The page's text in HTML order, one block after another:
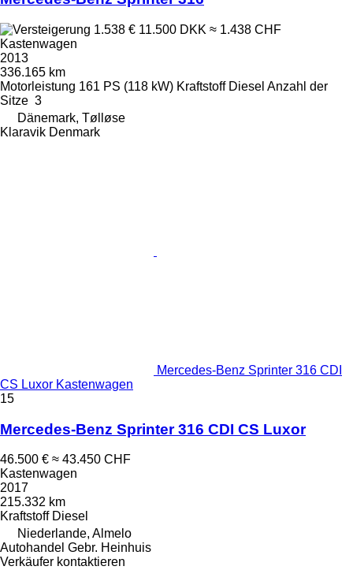
1.538 € 11.500 DKK ≈ 1.438 CHF
Kastenwagen
2013
336.165 km
Motorleistung 161 PS (118 kW) Kraftstoff Diesel Anzahl der
Sitze 3
Dänemark, Tølløse
Klaravik Denmark
Mercedes-Benz Sprinter 316 CDI
CS Luxor Kastenwagen
15
Mercedes-Benz Sprinter 316 CDI CS Luxor
46.500 € ≈ 43.450 CHF
Kastenwagen
2017
215.332 km
Kraftstoff Diesel
Niederlande, Almelo
Autohandel Gebr. Heinhuis
Verkäufer kontaktieren